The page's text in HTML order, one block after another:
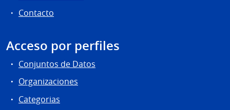
Contacto
Acceso por perfiles
Conjuntos de Datos
Organizaciones
Categorias